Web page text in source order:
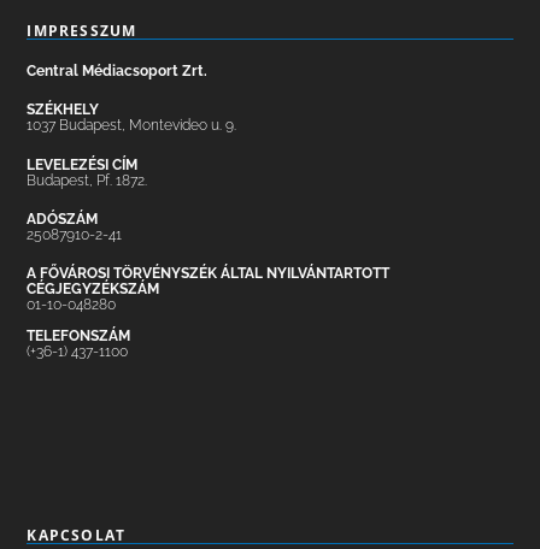
IMPRESSZUM
Central Médiacsoport Zrt.
SZÉKHELY
1037 Budapest, Montevideo u. 9.
LEVELEZÉSI CÍM
Budapest, Pf. 1872.
ADÓSZÁM
25087910-2-41
A FŐVÁROSI TÖRVÉNYSZÉK ÁLTAL NYILVÁNTARTOTT
CÉGJEGYZÉKSZÁM
01-10-048280
TELEFONSZÁM
(+36-1) 437-1100
KAPCSOLAT